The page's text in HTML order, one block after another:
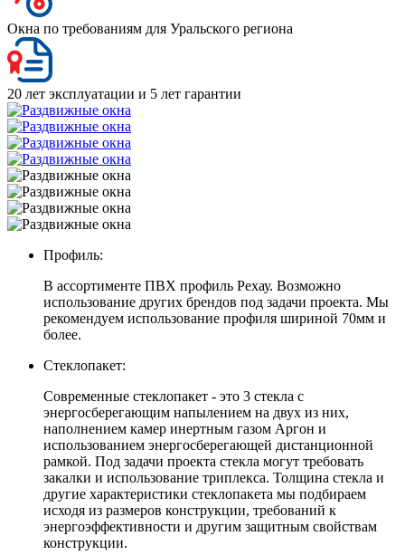
Профиль:
В ассортименте ПВХ профиль Рехау. Возможно
использование других брендов под задачи проекта. Мы
рекомендуем использование профиля шириной 70мм и
более.
Стеклопакет:
Современные стеклопакет - это 3 стекла с
энергосберегающим напылением на двух из них,
наполнением камер инертным газом Аргон и
использованием энергосберегающей дистанционной
рамкой. Под задачи проекта стекла могут требовать
закалки и использование триплекса. Толщина стекла и
другие характеристики стеклопакета мы подбираем
исходя из размеров конструкции, требований к
энергоэффективности и другим защитным свойствам
конструкции.
Окна по требованиям для Уральского региона
20 лет эксплуатации и 5 лет гарантии